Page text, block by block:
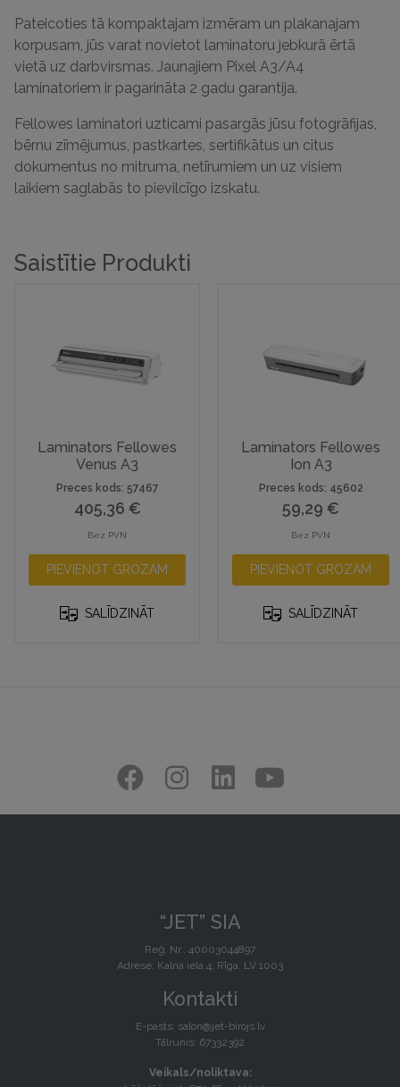
Pateicoties tā kompaktajam izmēram un plakanajam
korpusam, jūs varat novietot laminatoru jebkurā ērtā
vietā uz darbvirsmas. Jaunajiem Pixel A3/A4
laminatoriem ir pagarināta 2 gadu garantija.
Fellowes laminatori uzticami pasargās jūsu fotogrāfijas,
bērnu zīmējumus, pastkartes, sertifikātus un citus
dokumentus no mitruma, netīrumiem un uz visiem
laikiem saglabās to pievilcīgo izskatu.
Saistītie Produkti
Laminators Fellowes
Venus A3
Preces kods: 57467
405,36 €
Bez PVN
PIEVIENOT GROZAM
SALĪDZINĀT
Laminators Fellowes
Ion A3
Preces kods: 45602
59,29 €
Bez PVN
PIEVIENOT GROZAM
SALĪDZINĀT
“JET” SIA
Reģ. Nr.: 40003044897
Adrese: Kalna iela 4, Rīga, LV 1003
Kontakti
E-pasts: salon@jet-birojs.lv
Tālrunis: 67332392
Veikals/noliktava: